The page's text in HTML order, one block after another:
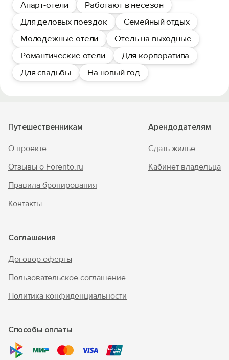
Апарт-отели
Работают в несезон
Для деловых поездок
Семейный отдых
Молодежные отели
Отель на выходные
Романтические отели
Для корпоратива
Для свадьбы
На новый год
Путешественникам
О проекте
Отзывы о Forento.ru
Правила бронирования
Контакты
Арендодателям
Сдать жильё
Кабинет владельца
Соглашения
Договор оферты
Пользовательское соглашение
Политика конфиденциальности
Способы оплаты